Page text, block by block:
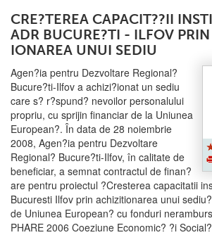
CRE?TEREA CAPACIT??II
ADR BUCURE?TI - ILFOV
IONAREA UNUI SEDIU
Agen?ia pentru Dezvoltare Regional?
Bucure?ti-Ilfov a achizi?ionat un sediu
care s? r?spund? nevoilor personalului
propriu, cu sprijin financiar de la Uniunea
European?. În data de 28 noiembrie
2008, Agen?ia pentru Dezvoltare
Regional? Bucure?ti-Ilfov, în calitate de
beneficiar, a semnat contractul de finan?
are pentru proiectul ?Cresterea capacitatii
Bucuresti Ilfov prin achizitionarea unui
de Uniunea European? cu fonduri
PHARE 2006 Coeziune Economic? ?i